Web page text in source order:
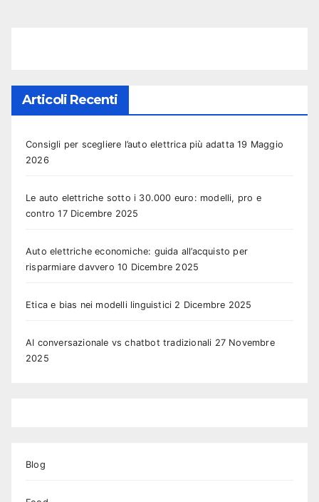
Articoli Recenti
Consigli per scegliere l’auto elettrica più adatta 19 Maggio
2026
Le auto elettriche sotto i 30.000 euro: modelli, pro e
contro 17 Dicembre 2025
Auto elettriche economiche: guida all’acquisto per
risparmiare davvero 10 Dicembre 2025
Etica e bias nei modelli linguistici 2 Dicembre 2025
AI conversazionale vs chatbot tradizionali 27 Novembre
2025
Blog